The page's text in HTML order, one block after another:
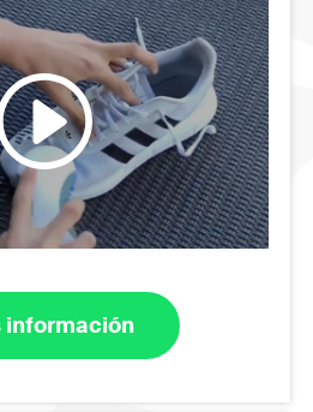
información